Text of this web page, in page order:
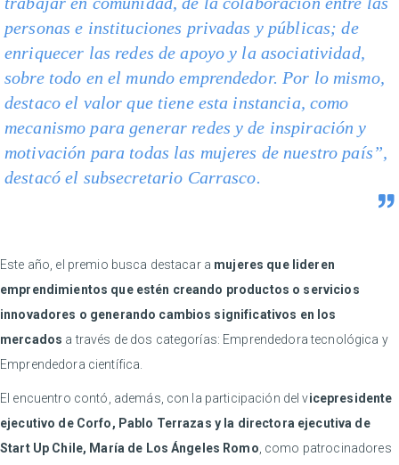
personas e instituciones privadas y públicas; de
enriquecer las redes de apoyo y la asociatividad,
sobre todo en el mundo emprendedor. Por lo mismo,
destaco el valor que tiene esta instancia, como
mecanismo para generar redes y de inspiración y
motivación para todas las mujeres de nuestro país”,
destacó el subsecretario Carrasco.
Este año, el premio busca destacar a mujeres que lideren
emprendimientos que estén creando productos o servicios
innovadores o generando cambios significativos en los
mercados a través de dos categorías: Emprendedora tecnológica y
Emprendedora científica.
El encuentro contó, además, con la participación del vicepresidente
ejecutivo de Corfo, Pablo Terrazas y la directora ejecutiva de
Start Up Chile, María de Los Ángeles Romo , como patrocinadores